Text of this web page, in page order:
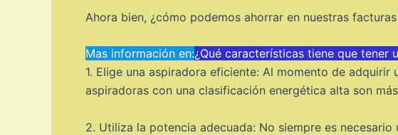
Ahora bien, ¿cómo podemos ahorrar en nuestras
Mas información en:¿Qué características tiene que tener
1. Elige una aspiradora eficiente: Al momento de
aspiradoras con una clasificación energética alta son
2. Utiliza la potencia adecuada: No siempre es